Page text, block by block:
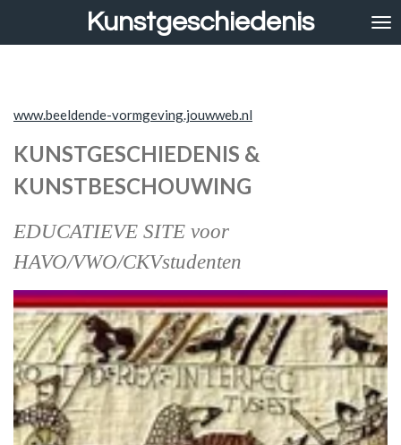
Kunstgeschiedenis
www.beeldende-vormgeving.jouwweb.nl
KUNSTGESCHIEDENIS &
KUNSTBESCHOUWING
EDUCATIEVE SITE voor
HAVO/VWO/CKVstudenten